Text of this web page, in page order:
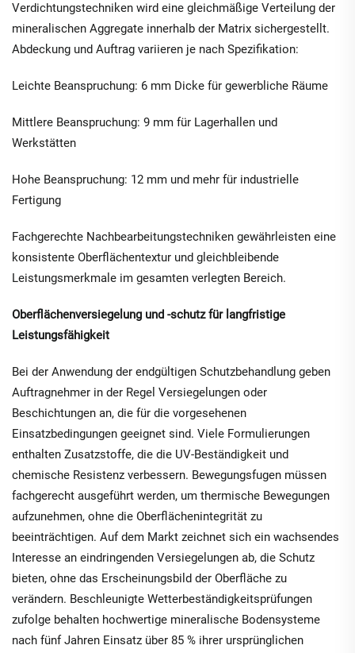
Verdichtungstechniken wird eine gleichmäßige Verteilung der
mineralischen Aggregate innerhalb der Matrix sichergestellt.
Abdeckung und Auftrag variieren je nach Spezifikation:
Leichte Beanspruchung: 6 mm Dicke für gewerbliche Räume
Mittlere Beanspruchung: 9 mm für Lagerhallen und
Werkstätten
Hohe Beanspruchung: 12 mm und mehr für industrielle
Fertigung
Fachgerechte Nachbearbeitungstechniken gewährleisten eine
konsistente Oberflächentextur und gleichbleibende
Leistungsmerkmale im gesamten verlegten Bereich.
Oberflächenversiegelung und -schutz für langfristige
Leistungsfähigkeit
Bei der Anwendung der endgültigen Schutzbehandlung geben
Auftragnehmer in der Regel Versiegelungen oder
Beschichtungen an, die für die vorgesehenen
Einsatzbedingungen geeignet sind. Viele Formulierungen
enthalten Zusatzstoffe, die die UV-Beständigkeit und
chemische Resistenz verbessern. Bewegungsfugen müssen
fachgerecht ausgeführt werden, um thermische Bewegungen
aufzunehmen, ohne die Oberflächenintegrität zu
beeinträchtigen. Auf dem Markt zeichnet sich ein wachsendes
Interesse an eindringenden Versiegelungen ab, die Schutz
bieten, ohne das Erscheinungsbild der Oberfläche zu
verändern. Beschleunigte Wetterbeständigkeitsprüfungen
zufolge behalten hochwertige mineralische Bodensysteme
nach fünf Jahren Einsatz über 85 % ihrer ursprünglichen